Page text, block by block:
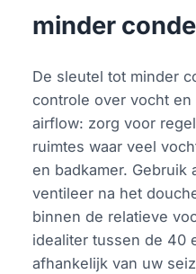
minder
De sleutel tot minder
controle over vocht
airflow: zorg voor
ruimtes waar veel
en badkamer. Gebruik
ventileer na het
binnen de relatieve
idealiter tussen de 40
afhankelijk van uw